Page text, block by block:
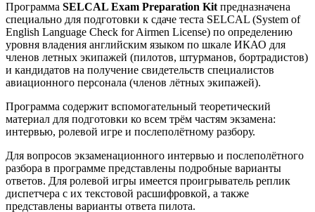
Программа SELCAL Exam Preparation Kit предназначена
специально для подготовки к сдаче теста SELCAL (System of
English Language Check for Airmen License) по определению
уровня владения английским языком по шкале ИКАО для
членов летных экипажей (пилотов, штурманов, бортрадистов)
и кандидатов на получение свидетельств специалистов
авиационного персонала (членов лётных экипажей).
Программа содержит вспомогательный теоретический
материал для подготовки ко всем трём частям экзамена:
интервью, ролевой игре и послеполётному разбору.
Для вопросов экзаменационного интервью и поcлеполётного
разбора в программе представлены подробные варианты
ответов. Для ролевой игры имеется проигрыватель реплик
диспетчера с их текстовой расшифровкой, а также
представлены варианты ответа пилота.